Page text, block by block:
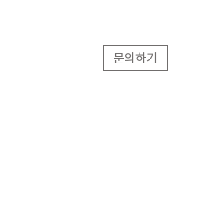
문의하기